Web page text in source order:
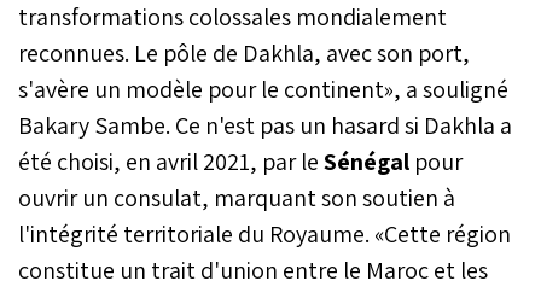
transformations colossales mondialement
reconnues. Le pôle de Dakhla, avec son port,
s'avère un modèle pour le continent», a souligné
Bakary Sambe. Ce n'est pas un hasard si Dakhla a
été choisi, en avril 2021, par leSénégal pour
ouvrir un consulat, marquant son soutien à
l'intégrité territoriale du Royaume. «Cette région
constitue un trait d'union entre le Maroc et les